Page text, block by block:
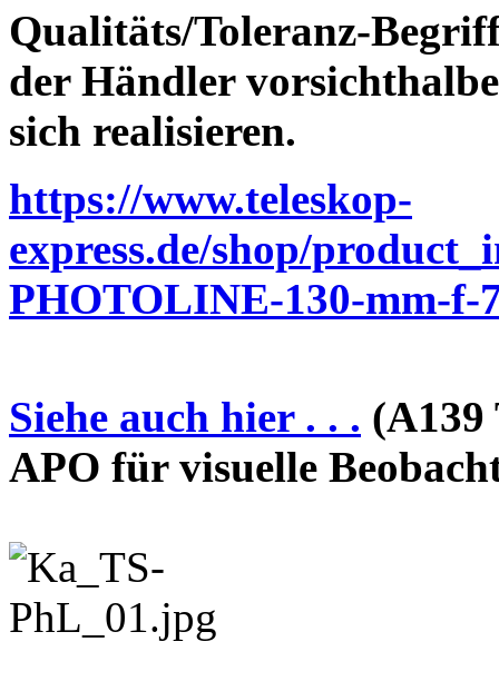
Qualitäts/Toleranz-
der Händler
sich realisieren.
https://www.teleskop-
express.de/shop/
PHOTOLINE-130-mm-f-
Siehe auch hier . . . (A139
APO für visuelle